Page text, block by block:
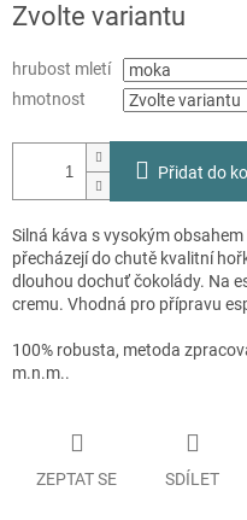
cena:
Zvolte variantu
hrubost mletí
hmotnost
Přidat do
Silná káva s vysokým
přecházejí do chutě kvalitní
dlouhou dochuť čokolády. Na
cremu. Vhodná pro přípravu
100% robusta, metoda
m.n.m..
ZEPTAT SE SDÍLET